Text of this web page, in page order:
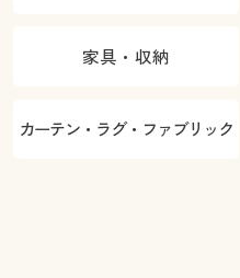
家具・収納
カーテン・ラグ・ファブリック